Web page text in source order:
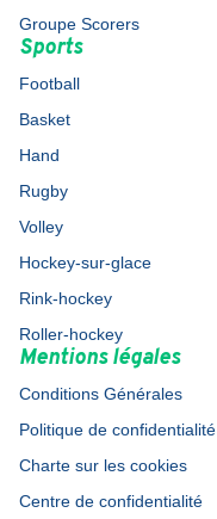
Groupe Scorers
Sports
Football
Basket
Hand
Rugby
Volley
Hockey-sur-glace
Rink-hockey
Roller-hockey
Mentions légales
Conditions Générales
Politique de confidentialité
Charte sur les cookies
Centre de confidentialité